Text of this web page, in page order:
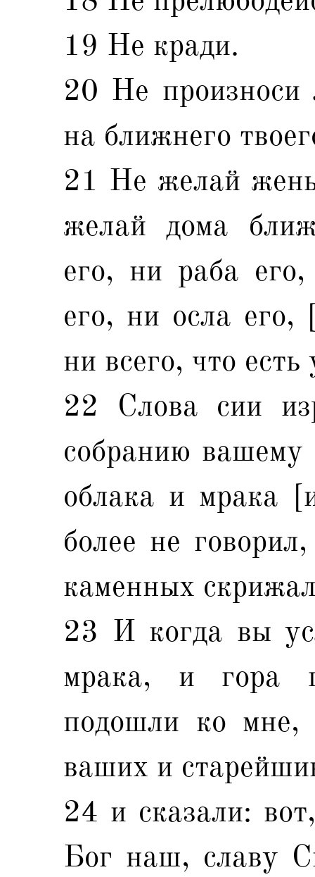
19 Не кради.
20 Не произноси
на ближнего
21 Не желай
желай дома
его, ни раба
его, ни осла его,
ни всего, что
22 Слова сии
собранию вашему
облака и мрака
более не
каменных
23 И когда вы
мрака, и гора
подошли ко мне,
ваших и
24 и сказали:
Бог наш, славу